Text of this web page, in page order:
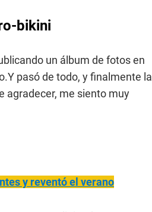
bikini
un álbum de fotos en
pasó de todo, y finalmente la
agradecer, me siento muy
y reventó el verano